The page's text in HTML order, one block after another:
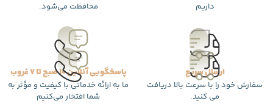
داریم
محافظت می‌شود.
ارسال سریع
سفارش خود را با سرعت بالا دریافت
می کنید.
پاسخگویی آنلاین 10 صبح تا 7 غروب
ما به ارائه خدماتی با کیفیت و مؤثر به
شما افتخار می‌کنیم